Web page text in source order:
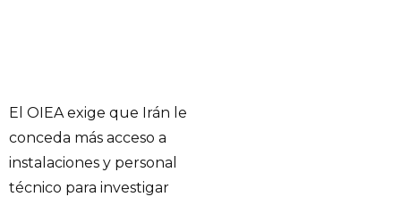
El OIEA exige que Irán le
conceda más acceso a
instalaciones y personal
técnico para investigar